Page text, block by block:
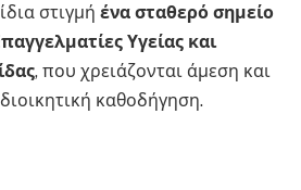
στιγμή ένα σταθερό σημείο
Υγείας και
, που χρειάζονται άμεση και
καθοδήγηση.